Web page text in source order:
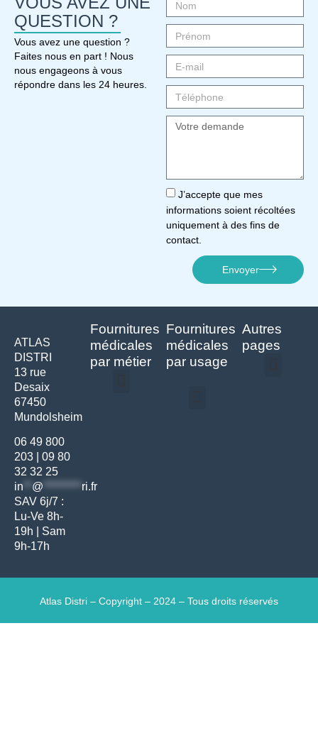
QUESTION ?
Vous avez une question ?
Faites nous en part ! Nous
nous engageons à vous
répondre dans les 24 heures.
J’accepte que mes
informations soient récoltées
uniquement à des fins de
contact.
Envoyer
ATLAS
DISTRI
13 rue
Desaix
67450
Mundolsheim
06 49 800
203
09 80
32 32 25
in
@ ********* ri.fr
SAV 6j/7 :
Lu-Ve 8h-
19h | Sam
9h-17h
Fournitures
médicales
par métier
Fournitures
médicales
par usage
Autres
pages
Atlas Distri – Copyright – 2024 – Tous droits réservés